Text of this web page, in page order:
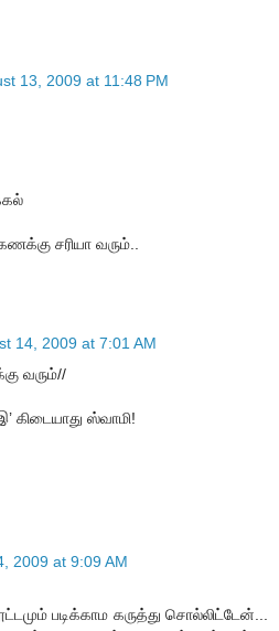
13, 2009 at 11:48 PM
கணக்கு சரியா வரும்..
14, 2009 at 7:01 AM
வரும்//
கிடையாது ஸ்வாமி!
2009 at 9:09 AM
படிக்காம கருத்து சொல்லிட்டேன்...